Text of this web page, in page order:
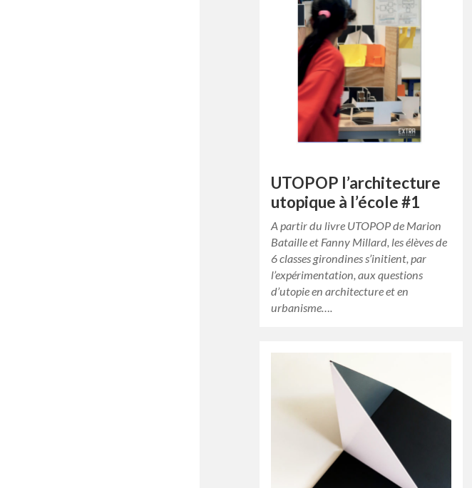
UTOPOP l’architecture
utopique à l’école #1
A partir du livre UTOPOP de Marion
Bataille et Fanny Millard, les élèves de
6 classes girondines s’initient, par
l’expérimentation, aux questions
d’utopie en architecture et en
urbanisme….